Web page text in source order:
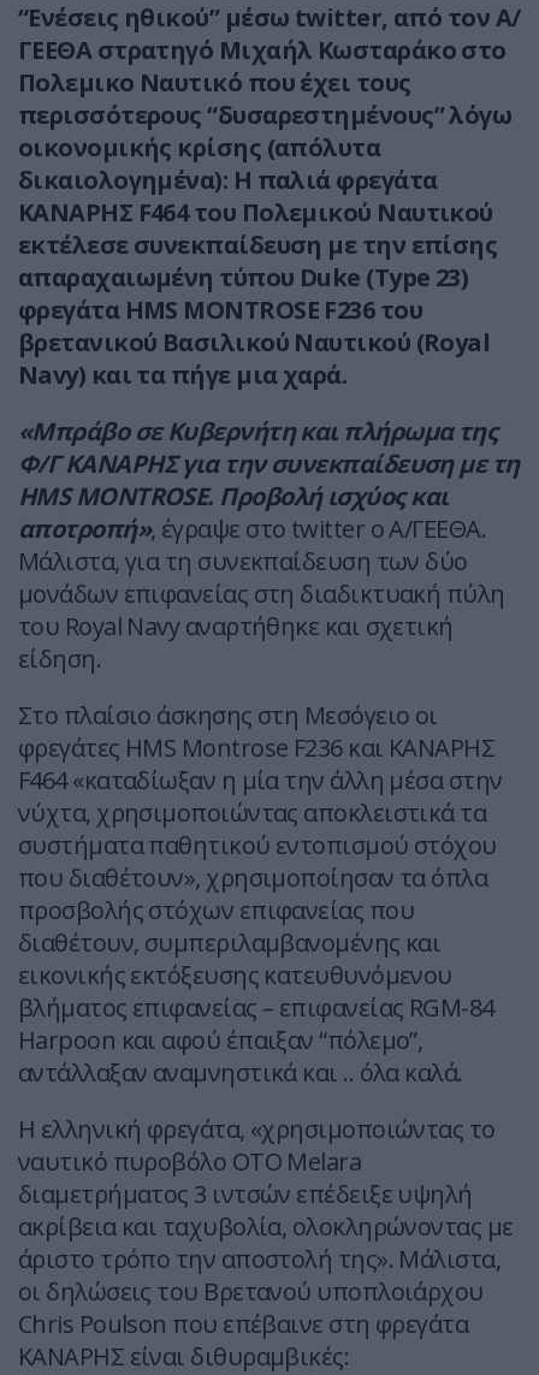
“Ενέσεις ηθικού” μέσω twitter, από τον Α/
ΓΕΕΘΑ στρατηγό Μιχαήλ Κωσταράκο στο
Πολεμικο Ναυτικό που έχει τους
περισσότερους “δυσαρεστημένους” λόγω
οικονομικής κρίσης (απόλυτα
δικαιολογημένα): Η παλιά φρεγάτα
ΚΑΝΑΡΗΣ F464 του Πολεμικού Ναυτικού
εκτέλεσε συνεκπαίδευση με την επίσης
απαραχαιωμένη τύπου Duke (Type 23)
φρεγάτα HMS MONTROSE F236 του
βρετανικού Βασιλικού Ναυτικού (Royal
Navy) και τα πήγε μια χαρά.
«Μπράβο σε Κυβερνήτη και πλήρωμα της
Φ/Γ ΚΑΝΑΡΗΣ για την συνεκπαίδευση με τη
HMS MONTROSE. Προβολή ισχύος και
αποτροπή», έγραψε στο twitter ο Α/ΓΕΕΘΑ.
Μάλιστα, για τη συνεκπαίδευση των δύο
μονάδων επιφανείας στη διαδικτυακή πύλη
του Royal Navy αναρτήθηκε και σχετική
είδηση.
Στο πλαίσιο άσκησης στη Μεσόγειο οι
φρεγάτες HMS Montrose F236 και ΚΑΝΑΡΗΣ
F464 «καταδίωξαν η μία την άλλη μέσα στην
νύχτα, χρησιμοποιώντας αποκλειστικά τα
συστήματα παθητικού εντοπισμού στόχου
που διαθέτουν», χρησιμοποίησαν τα όπλα
προσβολής στόχων επιφανείας που
διαθέτουν, συμπεριλαμβανομένης και
εικονικής εκτόξευσης κατευθυνόμενου
βλήματος επιφανείας – επιφανείας RGM-84
Harpoon και αφού έπαιξαν “πόλεμο”,
αντάλλαξαν αναμνηστικά και .. όλα καλά.
Η ελληνική φρεγάτα, «χρησιμοποιώντας το
ναυτικό πυροβόλο OTO Melara
διαμετρήματος 3 ιντσών επέδειξε υψηλή
ακρίβεια και ταχυβολία, ολοκληρώνοντας με
άριστο τρόπο την αποστολή της». Μάλιστα,
οι δηλώσεις του Βρετανού υποπλοιάρχου
Chris Poulson που επέβαινε στη φρεγάτα
ΚΑΝΑΡΗΣ είναι διθυραμβικές: